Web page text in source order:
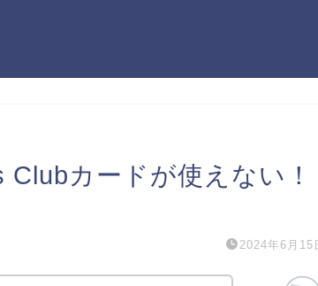
カードが使えない！
2024年6月15